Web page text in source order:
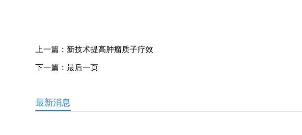
上一篇： 新技术提高肿瘤质子疗效
下一篇： 最后一页
最新消息